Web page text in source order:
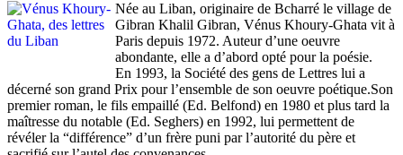
Née au Liban, originaire de Bcharré le village de
Gibran Khalil Gibran, Vénus Khoury-Ghata vit à
Paris depuis 1972. Auteur d’une oeuvre
abondante, elle a d’abord opté pour la poésie.
En 1993, la Société des gens de Lettres lui a
décerné son grand Prix pour l’ensemble de son oeuvre poétique.Son
premier roman, le fils empaillé (Ed. Belfond) en 1980 et plus tard la
maîtresse du notable (Ed. Seghers) en 1992, lui permettent de
révéler la “différence” d’un frère puni par l’autorité du père et